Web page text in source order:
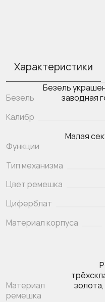
Характеристики
Безель
Безель
заводная
Калибр
Функции
Малая
Тип механизма
Цвет ремешка
Циферблат
Материал корпуса
Материал
ремешка